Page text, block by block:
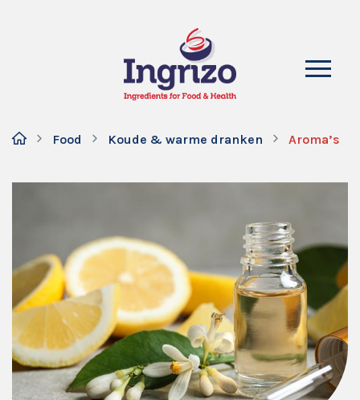
Food Koude & warme dranken Aroma’s